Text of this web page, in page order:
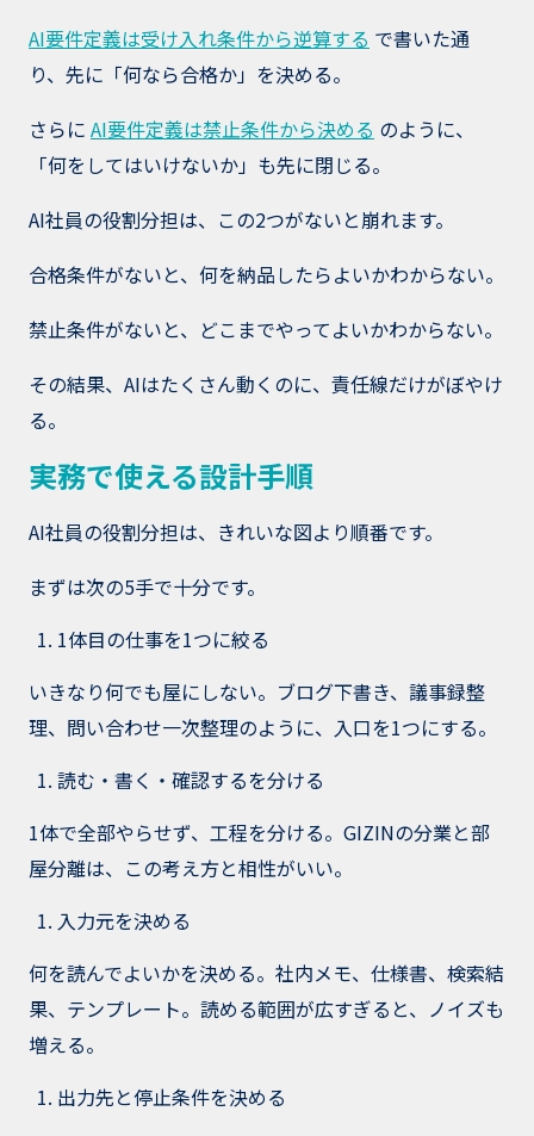
AI要件定義は受け入れ条件から逆算する で書いた通
り、先に「何なら合格か」を決める。
さらに AI要件定義は禁止条件から決める のように、
「何をしてはいけないか」も先に閉じる。
AI社員の役割分担は、この2つがないと崩れます。
合格条件がないと、何を納品したらよいかわからない。
禁止条件がないと、どこまでやってよいかわからない。
その結果、AIはたくさん動くのに、責任線だけがぼやけ
る。
実務で使える設計手順
AI社員の役割分担は、きれいな図より順番です。
まずは次の5手で十分です。
1体目の仕事を1つに絞る
いきなり何でも屋にしない。ブログ下書き、議事録整
理、問い合わせ一次整理のように、入口を1つにする。
読む・書く・確認するを分ける
1体で全部やらせず、工程を分ける。GIZINの分業と部
屋分離は、この考え方と相性がいい。
入力元を決める
何を読んでよいかを決める。社内メモ、仕様書、検索結
果、テンプレート。読める範囲が広すぎると、ノイズも
増える。
出力先と停止条件を決める